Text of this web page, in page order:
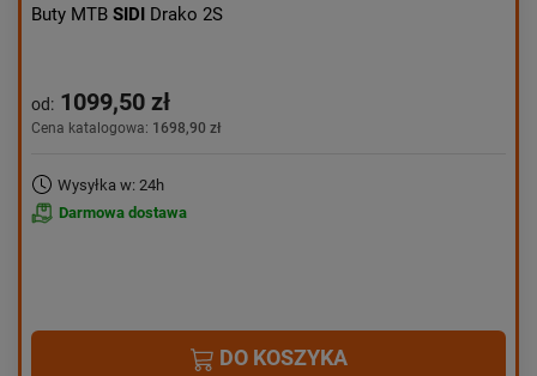
Buty MTB SIDI Drako 2S
od: 1099,50 zł
Cena katalogowa: 1698,90 zł
Wysyłka w: 24h
Darmowa dostawa
DO KOSZYKA